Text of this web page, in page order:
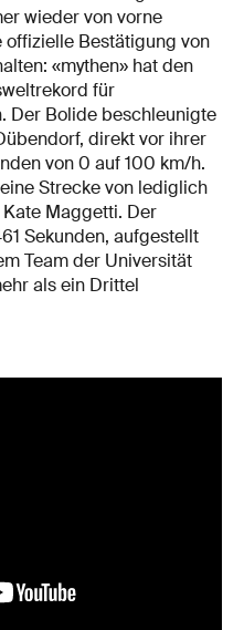
wieder von vorne
offizielle Bestätigung von
«mythen» hat den
für
Der Bolide beschleunigte
direkt vor ihrer
von 0 auf 100 km/h.
Strecke von lediglich
Kate Maggetti. Der
Sekunden, aufgestellt
Team der Universität
als ein Drittel